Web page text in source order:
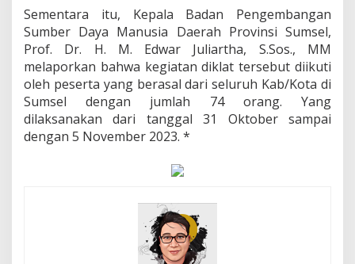
Sementara itu, Kepala Badan Pengembangan
Sumber Daya Manusia Daerah Provinsi Sumsel,
Prof. Dr. H. M. Edwar Juliartha, S.Sos., MM
melaporkan bahwa kegiatan diklat tersebut diikuti
oleh peserta yang berasal dari seluruh Kab/Kota di
Sumsel dengan jumlah 74 orang. Yang
dilaksanakan dari tanggal 31 Oktober sampai
dengan 5 November 2023. *